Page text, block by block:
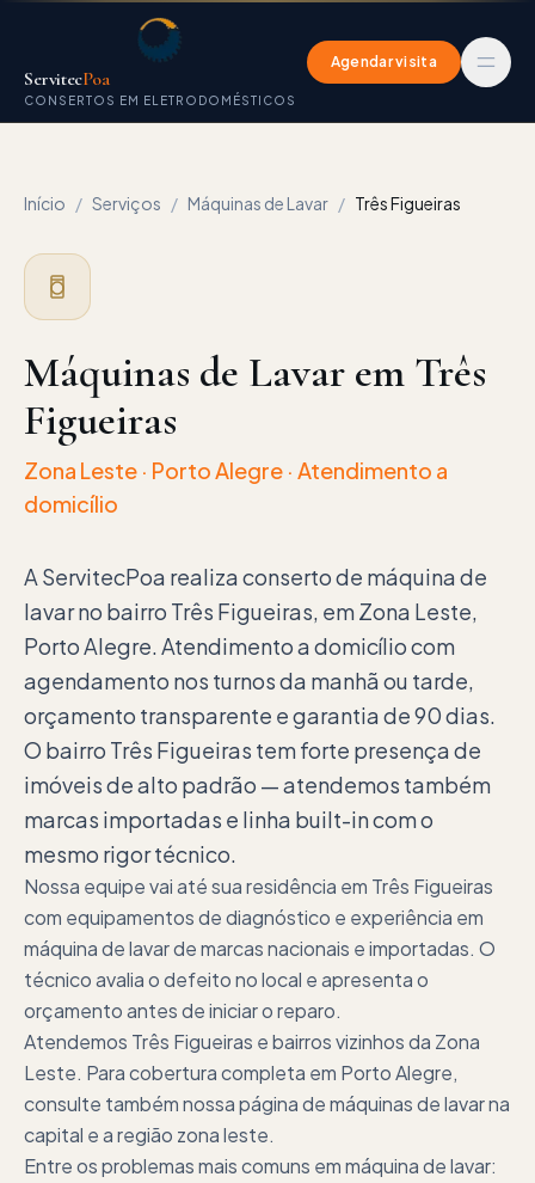
ServitecPoa
CONSERTOS EM ELETRODOMÉSTICOS
Agendar visita
Início / Serviços / Máquinas de Lavar / Três Figueiras
Máquinas de Lavar em Três
Figueiras
Zona Leste · Porto Alegre · Atendimento a
domicílio
A ServitecPoa realiza conserto de máquina de
lavar no bairro Três Figueiras, em Zona Leste,
Porto Alegre. Atendimento a domicílio com
agendamento nos turnos da manhã ou tarde,
orçamento transparente e garantia de 90 dias.
O bairro Três Figueiras tem forte presença de
imóveis de alto padrão — atendemos também
marcas importadas e linha built-in com o
mesmo rigor técnico.
Nossa equipe vai até sua residência em Três Figueiras
com equipamentos de diagnóstico e experiência em
máquina de lavar de marcas nacionais e importadas. O
técnico avalia o defeito no local e apresenta o
orçamento antes de iniciar o reparo.
Atendemos Três Figueiras e bairros vizinhos da Zona
Leste. Para cobertura completa em Porto Alegre,
consulte também nossa página de máquinas de lavar na
capital e a região zona leste.
Entre os problemas mais comuns em máquina de lavar: